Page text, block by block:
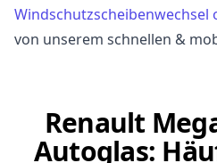
Windschutzscheibenwechsel
von unserem schnellen &
Renault
Autoglas: